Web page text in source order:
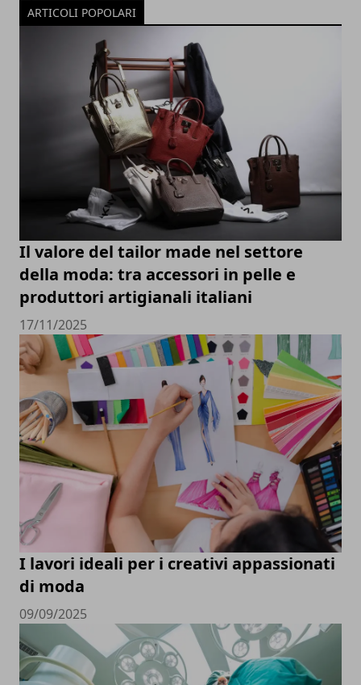
ARTICOLI POPOLARI
Il valore del tailor made nel settore
della moda: tra accessori in pelle e
produttori artigianali italiani
17/11/2025
I lavori ideali per i creativi appassionati
di moda
09/09/2025